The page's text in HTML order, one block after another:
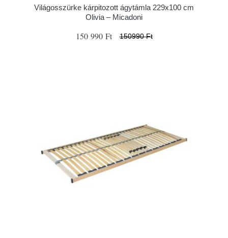
Világosszürke kárpitozott ágytámla 229x100 cm
Olivia – Micadoni
150 990 Ft 150990 Ft